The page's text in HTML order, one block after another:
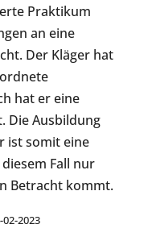
Praktikum
an eine
Der Kläger hat
hat er eine
Die Ausbildung
ist somit eine
Fall nur
Betracht kommt.
2023